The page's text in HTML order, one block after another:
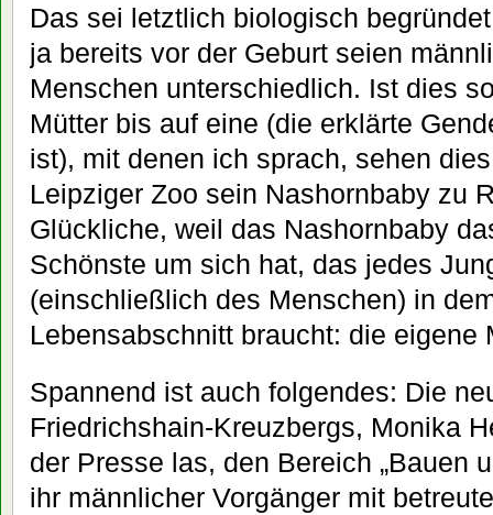
Das sei letztlich biologisch
ja bereits vor der Geburt seien
Menschen unterschiedlich. Ist dies
Mütter bis auf eine (die erklärte
ist), mit denen ich sprach, sehen
Leipziger Zoo sein Nashornbaby zu
Glückliche, weil das Nashornbaby
Schönste um sich hat, das jedes
(einschließlich des Menschen) in
Lebensabschnitt braucht: die eigene
Spannend ist auch folgendes: Die
Friedrichshain-Kreuzbergs, Monika
der Presse las, den Bereich „Bauen
ihr männlicher Vorgänger mit